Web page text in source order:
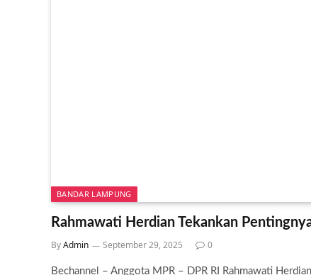
BANDAR LAMPUNG
Rahmawati Herdian Tekankan
ByAdmin September 29, 2025 0
Bechannel – Anggota MPR – DPR RI Rahmawati